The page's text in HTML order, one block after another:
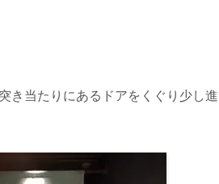
き当たりにあるドアをくぐり少し進